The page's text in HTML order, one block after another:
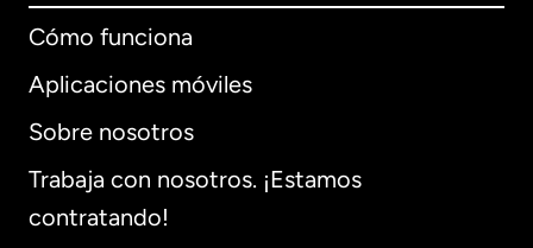
Cómo funciona
Aplicaciones móviles
Sobre nosotros
Trabaja con nosotros. ¡Estamos
contratando!